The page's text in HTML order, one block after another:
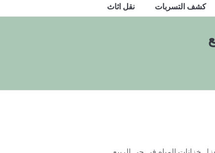
كشف التسربات نقل اثاث